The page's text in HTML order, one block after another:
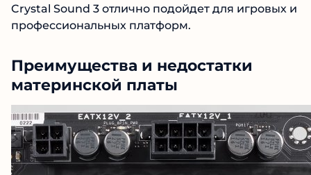
Crystal Sound 3 отлично подойдет для игровых и
профессиональных платформ.
Преимущества и недостатки
материнской платы